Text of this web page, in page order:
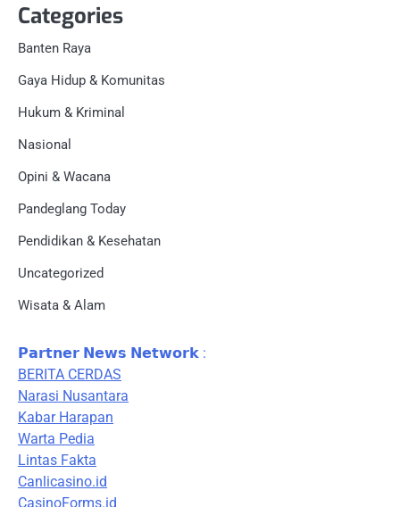
Categories
Banten Raya
Gaya Hidup & Komunitas
Hukum & Kriminal
Nasional
Opini & Wacana
Pandeglang Today
Pendidikan & Kesehatan
Uncategorized
Wisata & Alam
𝗣𝗮𝗿𝘁𝗻𝗲𝗿 𝗡𝗲𝘄𝘀 𝗡𝗲𝘁𝘄𝗼𝗿𝗸 :
BERITA CERDAS
Narasi Nusantara
Kabar Harapan
Warta Pedia
Lintas Fakta
Canlicasino.id
CasinoForms.id